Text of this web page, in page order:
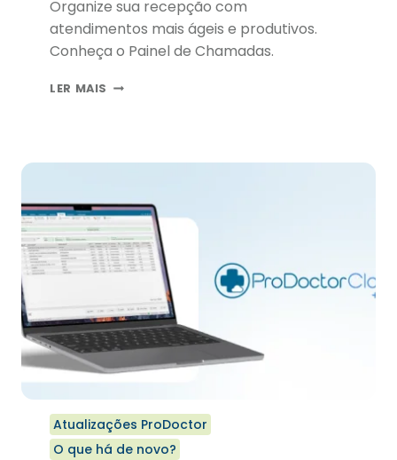
Organize sua recepção com
atendimentos mais ágeis e produtivos.
Conheça o Painel de Chamadas.
LER MAIS NOVIDADE:
CLOUD
+CORP
CHEGA
PARA
MELHORAR
ATENDIMENTO
Atualizações ProDoctor
O que há de novo?